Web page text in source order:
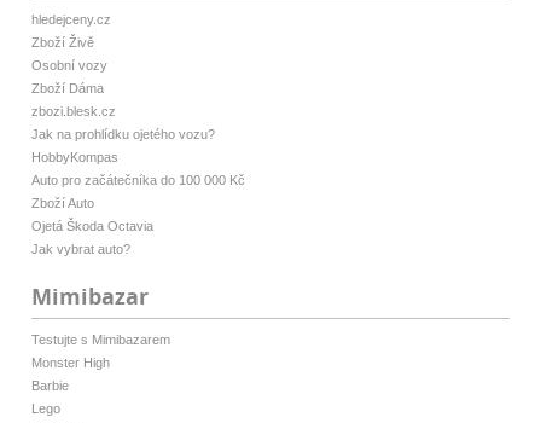
hledejceny.cz
Zboží Živě
Osobní vozy
Zboží Dáma
zbozi.blesk.cz
Jak na prohlídku ojetého vozu?
HobbyKompas
Auto pro začátečníka do 100 000 Kč
Zboží Auto
Ojetá Škoda Octavia
Jak vybrat auto?
Mimibazar
Testujte s Mimibazarem
Monster High
Barbie
Lego